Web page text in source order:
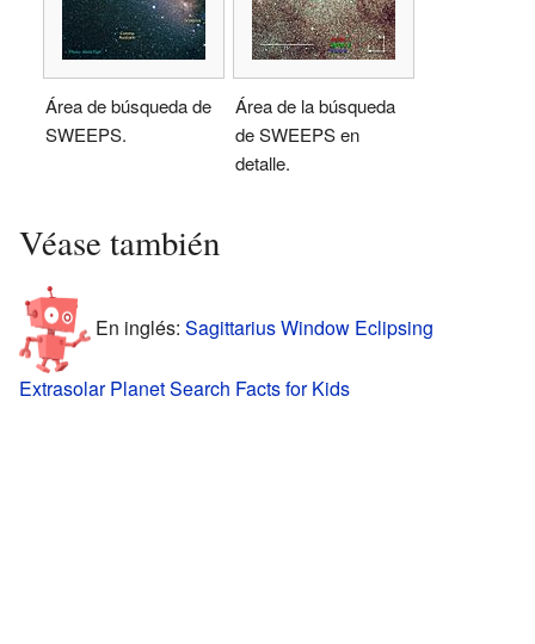
Área de búsqueda de
SWEEPS.
Área de la búsqueda
de SWEEPS en
detalle.
Véase también
En inglés: Sagittarius Window Eclipsing
Extrasolar Planet Search Facts for Kids